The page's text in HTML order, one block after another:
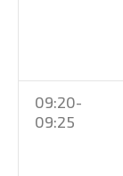
09:20-
09:25